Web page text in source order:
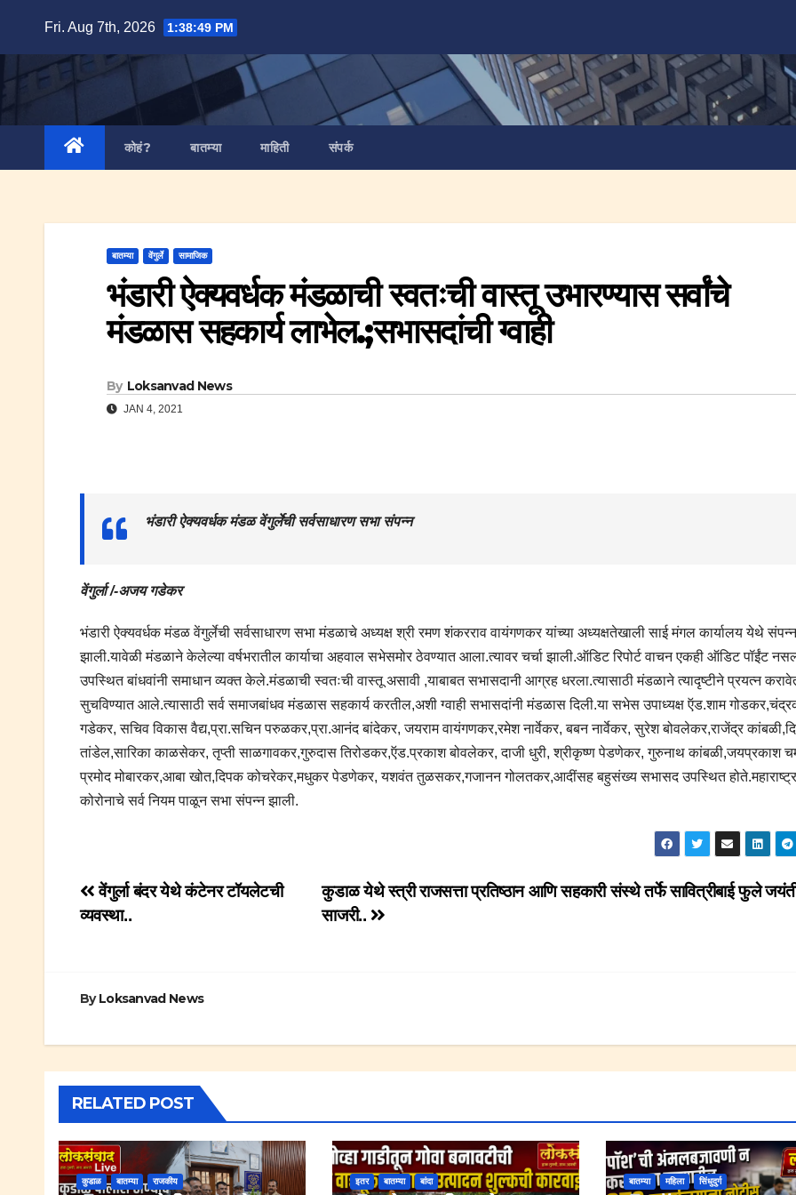
content
Fri. Aug 7th, 2026 1:38:50 PM
कोहं? बातम्या माहिती संपर्क
बातम्या वेंगुर्ले सामाजिक
भंडारी ऐक्यवर्धक मंडळाची स्वतःची वास्तू उभारण्यास सर्वांचे
मंडळास सहकार्य लाभेल.;सभासदांची ग्वाही
By Loksanvad News
JAN 4, 2021
भंडारी ऐक्यवर्धक मंडळ वेंगुर्लेची सर्वसाधारण सभा संपन्न
वेंगुर्ला /-अजय गडेकर
भंडारी ऐक्यवर्धक मंडळ वेंगुर्लेची सर्वसाधारण सभा मंडळाचे अध्यक्ष श्री रमण शंकरराव वायंगणकर यांच्या अध्यक्षतेखाली साई मंगल कार्यालय येथे संपन्न
झाली.यावेळी मंडळाने केलेल्या वर्षभरातील कार्याचा अहवाल सभेसमोर ठेवण्यात आला.त्यावर चर्चा झाली.ऑडिट रिपोर्ट वाचन एकही ऑडिट पॉईंट
उपस्थित बांधवांनी समाधान व्यक्त केले.मंडळाची स्वतःची वास्तू असावी ,याबाबत सभासदानी आग्रह धरला.त्यासाठी मंडळाने त्यादृष्टीने प्रयत्न
सुचविण्यात आले.त्यासाठी सर्व समाजबांधव मंडळास सहकार्य करतील,अशी ग्वाही सभासदांनी मंडळास दिली.या सभेस उपाध्यक्ष ऍड.शाम
गडेकर, सचिव विकास वैद्य,प्रा.सचिन परुळकर,प्रा.आनंद बांदेकर, जयराम वायंगणकर,रमेश नार्वेकर, बबन नार्वेकर, सुरेश बोवलेकर,राजेंद्र
तांडेल,सारिका काळसेकर, तृप्ती साळगावकर,गुरुदास तिरोडकर,ऍड.प्रकाश बोवलेकर, दाजी धुरी, श्रीकृष्ण पेडणेकर, गुरुनाथ कांबळी,जयप्रकाश
प्रमोद मोबारकर,आबा खोत,दिपक कोचरेकर,मधुकर पेडणेकर, यशवंत तुळसकर,गजानन गोलतकर,आदींसह बहुसंख्य सभासद उपस्थित होते.महाराष्ट्र
कोरोनाचे सर्व नियम पाळून सभा संपन्न झाली.
Post
कुडाळ येथे स्त्री राजसत्ता प्रतिष्ठान आणि सहकारी संस्थे तर्फे सावित्रीबाई फुले
साजरी..
वेंगुर्ला बंदर येथे कंटेनर टॉयलेटची
व्यवस्था..
ByLoksanvad News
RELATED POST
कुडाळ बातम्या राजकीय इतर बातम्या बांदा बातम्या महिला सिंधुदुर्ग